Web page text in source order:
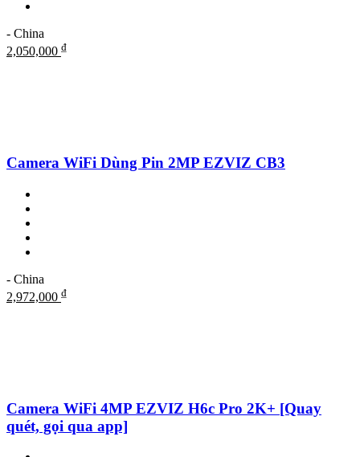
- China
2,050,000 ₫
Camera WiFi Dùng Pin 2MP EZVIZ CB3
- China
2,972,000 ₫
Camera WiFi 4MP EZVIZ H6c Pro 2K+ [Quay
quét, gọi qua app]